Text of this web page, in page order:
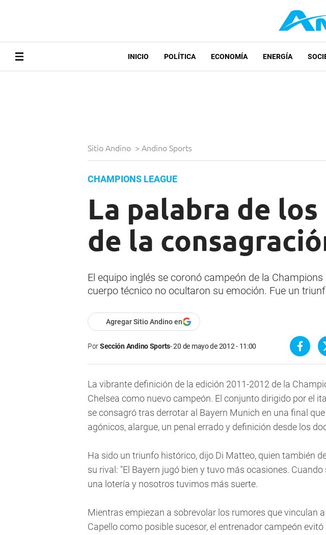
INICIO POLÍTICA ECONOMÍA ENERGÍA
Sitio Andino > Andino Sports
CHAMPIONS LEAGUE
La palabra de
de la
El equipo inglés se coronó campeón de la
cuerpo técnico no ocultaron su emoción. Fue un
Agregar Sitio Andino en
PorSección Andino Sports 20 de mayo de 2012 - 11:00
La vibrante definición de la edición 2011-2012 de la
Chelsea como nuevo campeón. El conjunto dirigido por el
se consagró tras derrotar al Bayern Munich en una final
agónicos, alargue, un penal errado y definición desde los
Ha sido un triunfo histórico, dijo Di Matteo, quien también
su rival: "El Bayern jugó bien y tuvo más ocasiones.
una lotería y nosotros tuvimos más suerte.
Mientras empiezan a sobrevolar los rumores que vinculan
Capello como posible sucesor, el entrenador campeón